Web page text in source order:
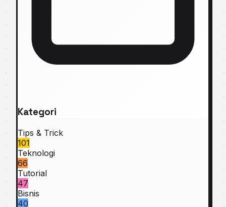
Kategori
Tips & Trick
101
Teknologi
66
Tutorial
47
Bisnis
40